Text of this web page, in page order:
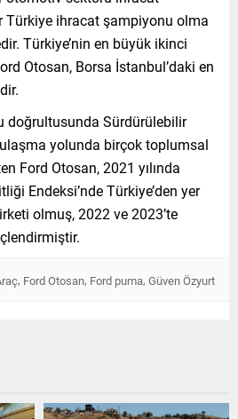
Türkiye ihracat şampiyonu olma
Türkiye’nin en büyük ikinci
Otosan, Borsa İstanbul’daki en
doğrultusunda Sürdürülebilir
ulaşma yolunda birçok toplumsal
Ford Otosan, 2021 yılında
Endeksi’nde Türkiye’den yer
olmuş, 2022 ve 2023’te
, Ford Otosan, Ford puma, Güven Özyurt